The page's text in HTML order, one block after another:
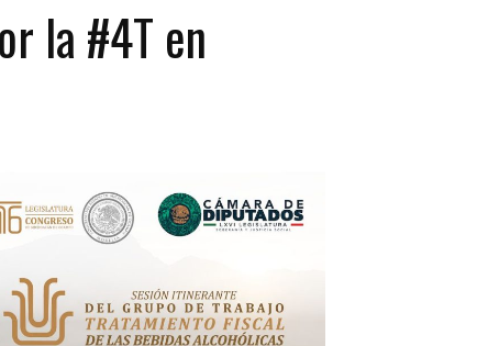
la #4T en